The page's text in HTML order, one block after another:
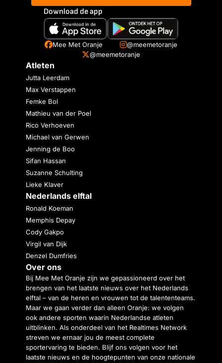
Download de app
Mee Met Oranje
@meemetoranje
@meemetoranje
Atleten
Jutta Leerdam
Max Verstappen
Femke Bol
Mathieu van der Poel
Rico Verhoeven
Michael van Gerwen
Jenning de Boo
Sifan Hassan
Suzanne Schulting
Lieke Klaver
Nederlands elftal
Ronald Koeman
Memphis Depay
Cody Gakpo
Virgil van Dijk
Denzel Dumfries
Over ons
Bij Mee Met Oranje zijn we gepassioneerd over het
brengen van het laatste nieuws over het Nederlands
elftal – van de heren en vrouwen tot de talententeams.
Maar we gaan verder dan alleen Oranje: we volgen
ook andere sporten waarin Nederlandse atleten
uitblinken. Als onderdeel van het Realtimes Network
streven we ernaar jou de meest complete
sportervaring te bieden. Blijf ons volgen voor het
laatste nieuws en de hoogtepunten van onze nationale